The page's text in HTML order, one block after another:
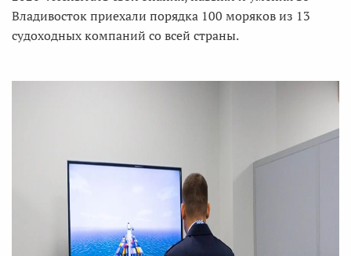
Владивосток приехали порядка 100 моряков из 13
судоходных компаний со всей страны.